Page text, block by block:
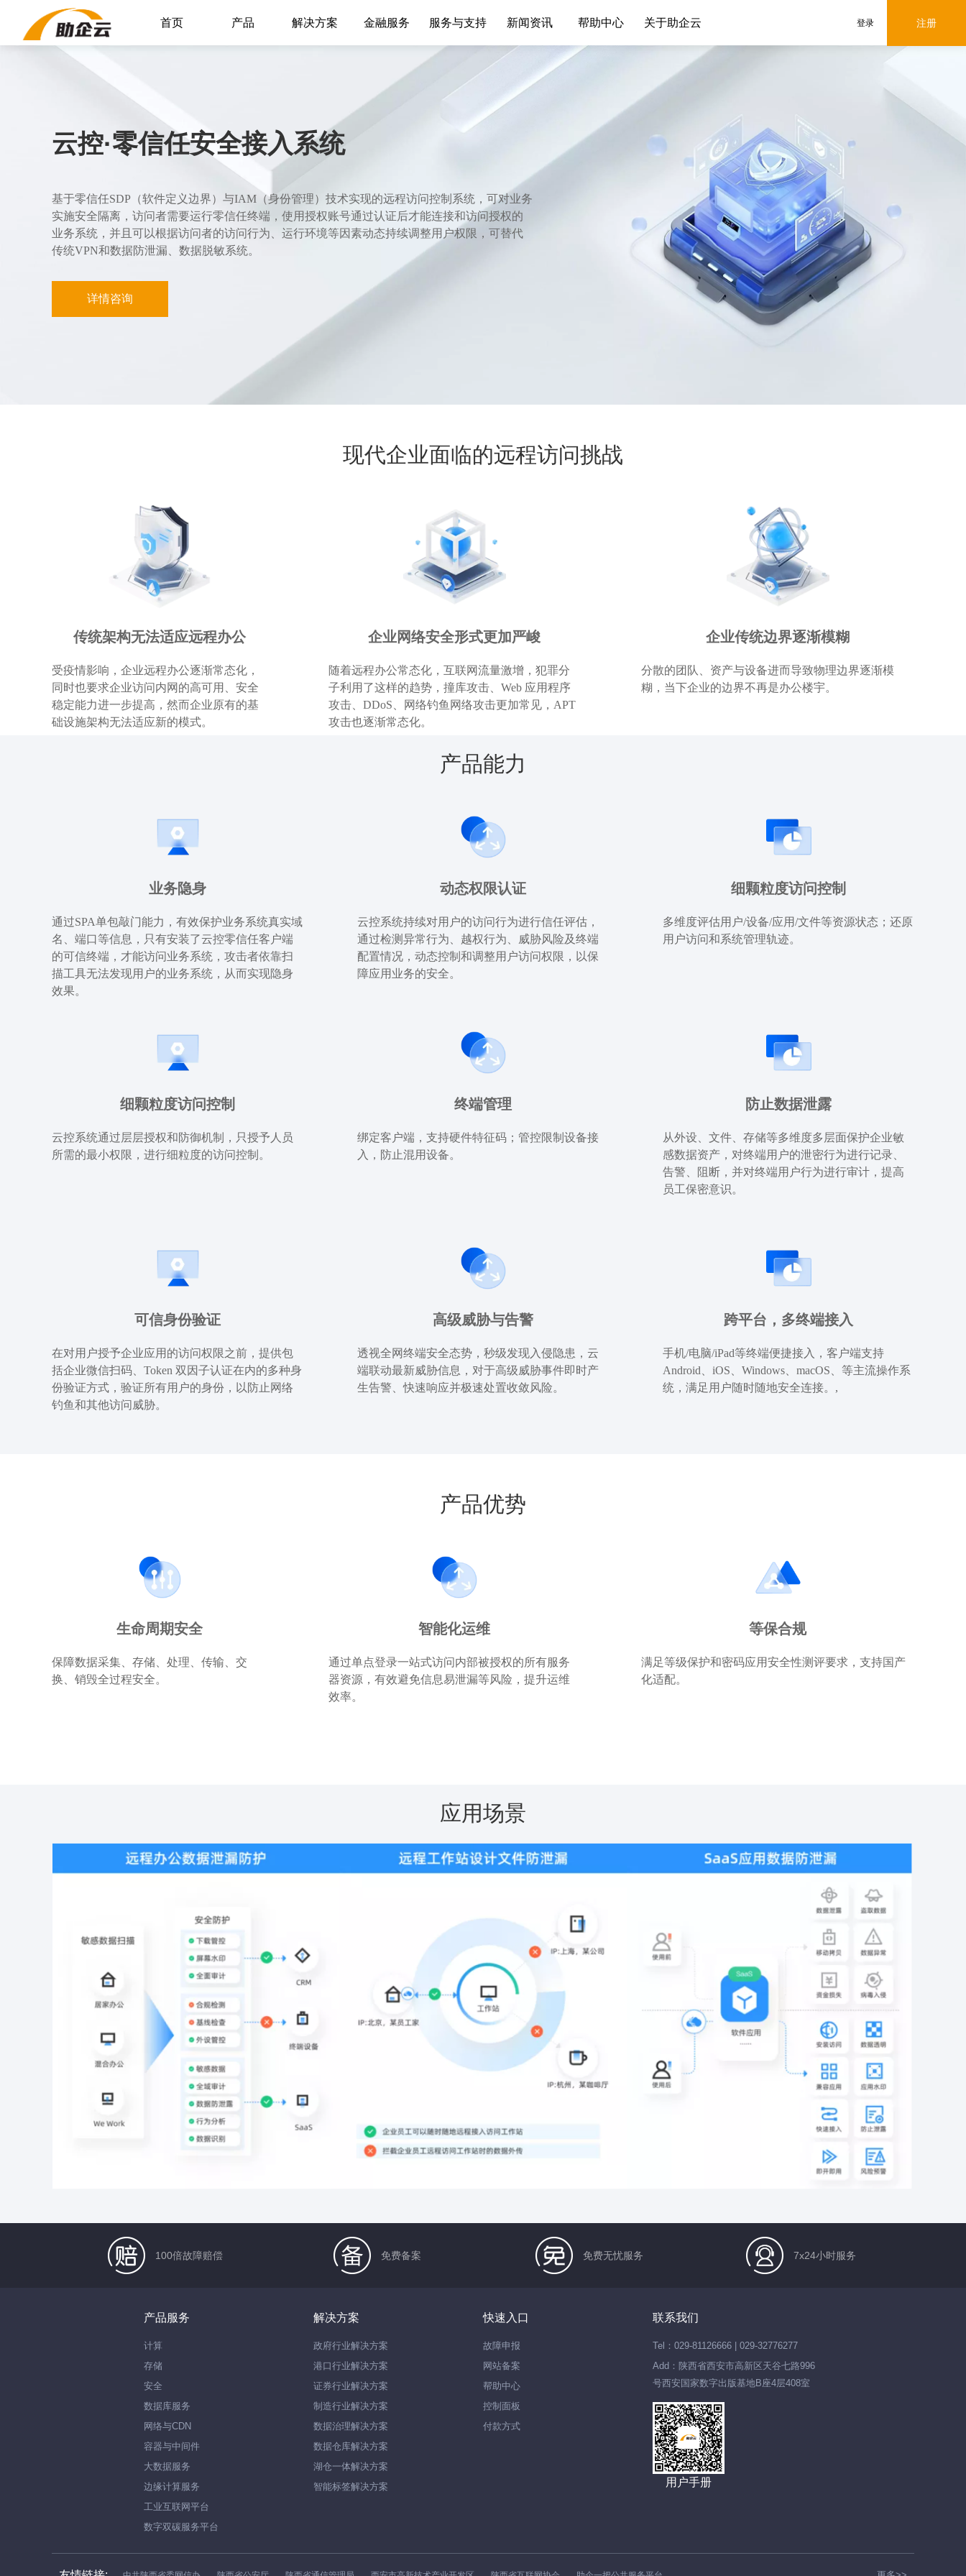
首页 产品 解决方案 金融服务 服务与支持 新闻资讯 帮助中心 关于助企云 登录 注册
云控·零信任安全接入系统
基于零信任SDP（软件定义边界）与IAM（身份管理）技术实现的远程访问控制系统，可对业务
实施安全隔离，访问者需要运行零信任终端，使用授权账号通过认证后才能连接和访问授权的
业务系统，并且可以根据访问者的访问行为、运行环境等因素动态持续调整用户权限，可替代
传统VPN和数据防泄漏、数据脱敏系统。
详情咨询
现代企业面临的远程访问挑战
传统架构无法适应远程办公
受疫情影响，企业远程办公逐渐常态化，
同时也要求企业访问内网的高可用、安全
稳定能力进一步提高，然而企业原有的基
础设施架构无法适应新的模式。
企业网络安全形式更加严峻
随着远程办公常态化，互联网流量激增，犯罪分
子利用了这样的趋势，撞库攻击、Web 应用程序
攻击、DDoS、网络钓鱼网络攻击更加常见，APT
攻击也逐渐常态化。
企业传统边界逐渐模糊
分散的团队、资产与设备进而导致物理边界逐渐模
糊，当下企业的边界不再是办公楼宇。
产品能力
业务隐身
通过SPA单包敲门能力，有效保护业务系统真实域
名、端口等信息，只有安装了云控零信任客户端
的可信终端，才能访问业务系统，攻击者依靠扫
描工具无法发现用户的业务系统，从而实现隐身
效果。
动态权限认证
云控系统持续对用户的访问行为进行信任评估，
通过检测异常行为、越权行为、威胁风险及终端
配置情况，动态控制和调整用户访问权限，以保
障应用业务的安全。
细颗粒度访问控制
多维度评估用户/设备/应用/文件等资源状态；还原
用户访问和系统管理轨迹。
细颗粒度访问控制
云控系统通过层层授权和防御机制，只授予人员
所需的最小权限，进行细粒度的访问控制。
终端管理
绑定客户端，支持硬件特征码；管控限制设备接
入，防止混用设备。
防止数据泄露
从外设、文件、存储等多维度多层面保护企业敏
感数据资产，对终端用户的泄密行为进行记录、
告警、阻断，并对终端用户行为进行审计，提高
员工保密意识。
可信身份验证
在对用户授予企业应用的访问权限之前，提供包
括企业微信扫码、Token 双因子认证在内的多种身
份验证方式，验证所有用户的身份，以防止网络
钓鱼和其他访问威胁。
高级威胁与告警
透视全网终端安全态势，秒级发现入侵隐患，云
端联动最新威胁信息，对于高级威胁事件即时产
生告警、快速响应并极速处置收敛风险。
跨平台，多终端接入
手机/电脑/iPad等终端便捷接入，客户端支持
Android、iOS、Windows、macOS、等主流操作系
统，满足用户随时随地安全连接。,
产品优势
生命周期安全
保障数据采集、存储、处理、传输、交
换、销毁全过程安全。
智能化运维
通过单点登录一站式访问内部被授权的所有服务
器资源，有效避免信息易泄漏等风险，提升运维
效率。
等保合规
满足等级保护和密码应用安全性测评要求，支持国产
化适配。
应用场景
100倍故障赔偿 免费备案 免费无忧服务 7x24小时服务
产品服务
计算
存储
安全
数据库服务
网络与CDN
容器与中间件
大数据服务
边缘计算服务
工业互联网平台
数字双碳服务平台
解决方案
政府行业解决方案
港口行业解决方案
证券行业解决方案
制造行业解决方案
数据治理解决方案
数据仓库解决方案
湖仓一体解决方案
智能标签解决方案
快速入口
故障申报
网站备案
帮助中心
控制面板
付款方式
联系我们
Tel：029-81126666 | 029-32776277
Add：陕西省西安市高新区天谷七路996
号西安国家数字出版基地B座4层408室
用户手册